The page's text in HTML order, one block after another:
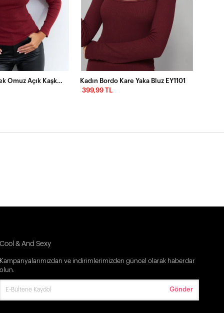
Kadın Bordo Tek Omuz Açık Kaşkorse Balıkçı Bluz EY2947
Kadın Bordo Kare Yaka Bluz EY1101
399,99 TL
Cool & And Sexy
Kampanyalarımızdan ve indirimlerimizden güncel olarak haberdar
olun.
Gönder